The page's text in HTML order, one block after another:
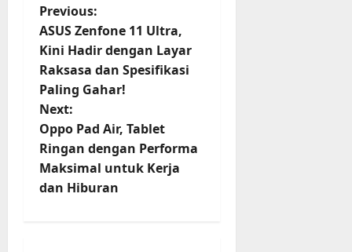
P
o
s
t
n
a
Previous:
ASUS Zenfone 11 Ultra,
Kini Hadir dengan Layar
Raksasa dan Spesifikasi
Paling Gahar!
Next:
Oppo Pad Air, Tablet
Ringan dengan Performa
Maksimal untuk Kerja
dan Hiburan